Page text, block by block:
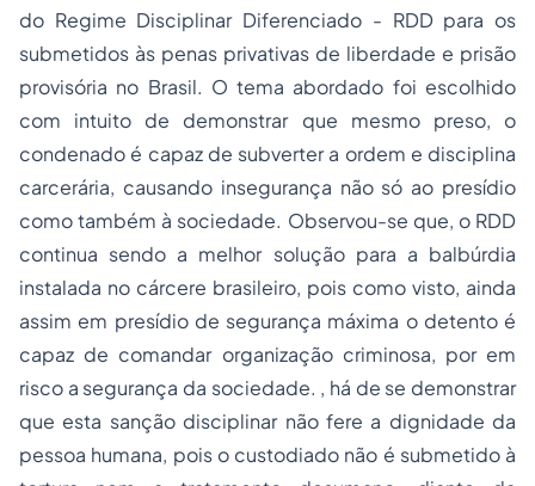
do Regime Disciplinar Diferenciado - RDD para os
submetidos às penas privativas de liberdade e prisão
provisória no Brasil. O tema abordado foi escolhido
com intuito de demonstrar que mesmo preso, o
condenado é capaz de subverter a ordem e disciplina
carcerária, causando insegurança não só ao presídio
como também à sociedade. Observou-se que, o RDD
continua sendo a melhor solução para a balbúrdia
instalada no cárcere brasileiro, pois como visto, ainda
assim em presídio de segurança máxima o detento é
capaz de comandar organização criminosa, por em
risco a segurança da sociedade. , há de se demonstrar
que esta sanção disciplinar não fere a dignidade da
pessoa humana, pois o custodiado não é submetido à